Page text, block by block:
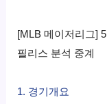
[MLB 메이저리그]
필리스 분석 중계
1. 경기개요